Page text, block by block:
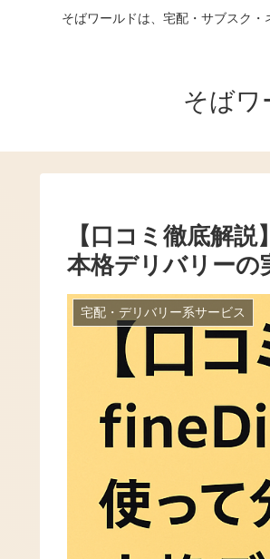
そばワールドは、宅配・サブスク
そばワ
【口コミ徹底解
本格デリバリーの
宅配・デリバリー系サービス